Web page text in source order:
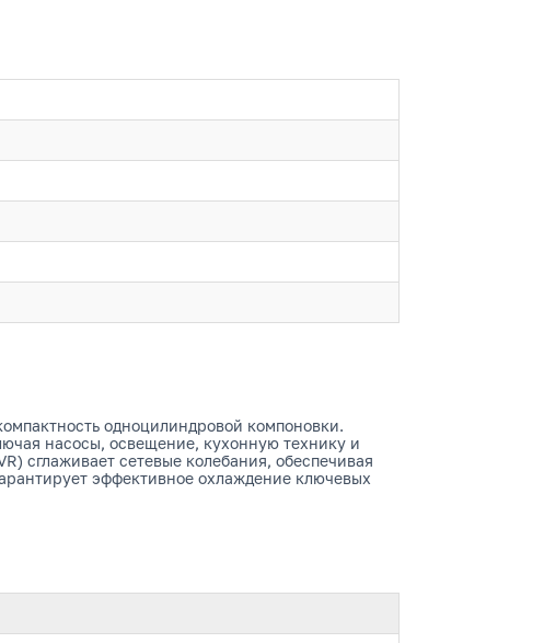
одноцилиндровой компоновки.
насосы, освещение, кухонную технику и
сглаживает сетевые колебания, обеспечивая
эффективное охлаждение ключевых